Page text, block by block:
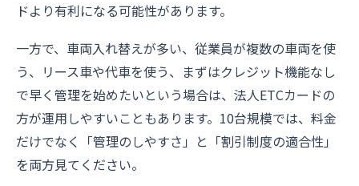
ドより有利になる可能性があります。
一方で、車両入れ替えが多い、従業員が複数の車両を使
う、リース車や代車を使う、まずはクレジット機能なし
で早く管理を始めたいという場合は、法人ETCカードの
方が運用しやすいこともあります。10台規模では、料金
だけでなく「管理のしやすさ」と「割引制度の適合性」
を両方見てください。